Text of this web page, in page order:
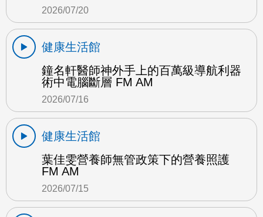
2026/07/20
健康生活館
鐘名軒醫師神外手上的百萬級導航利器
術中電腦斷層 FM AM
2026/07/16
健康生活館
葉佳雯營養師無管政策下的營養照護
FM AM
2026/07/15